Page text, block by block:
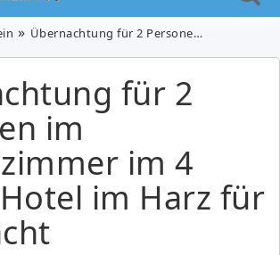
Übernachtung für 2 Personen im Doppelzimmer im 4 Sterne Hotel im Harz für 49€/Nacht
für 2
im
im 4
im Harz für